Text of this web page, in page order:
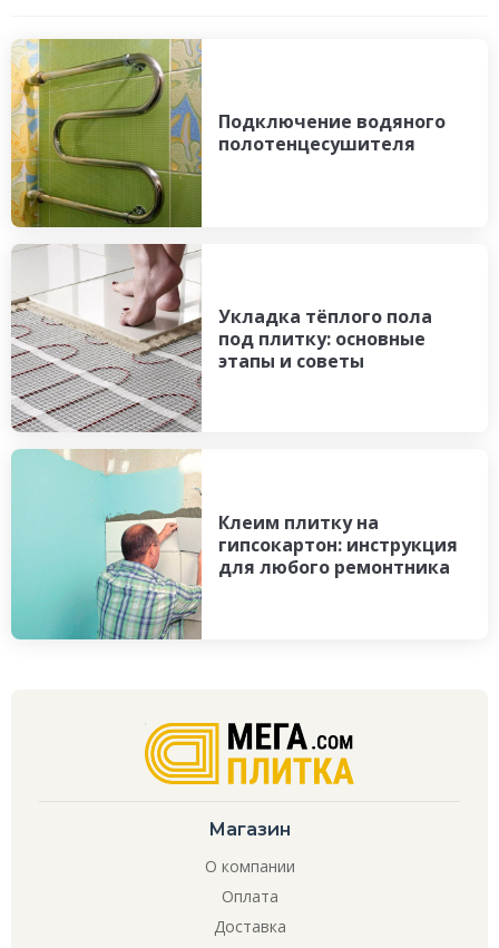
Подключение водяного
полотенцесушителя
Укладка тёплого пола
под плитку: основные
этапы и советы
Клеим плитку на
гипсокартон: инструкция
для любого ремонтника
Магазин
О компании
Оплата
Доставка